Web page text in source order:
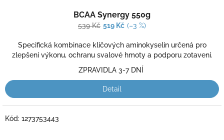
hodnocení
produktu
3,0
z
hvězdiček.
BCAA Synergy 550g
539 Kč 519 Kč (–3 %)
Specifická kombinace klíčových aminokyselin určená pro
zlepšení výkonu, ochranu svalové hmoty a podporu zotavení.
ZPRAVIDLA 3-7 DNÍ
Detail
Kód: 1273753443